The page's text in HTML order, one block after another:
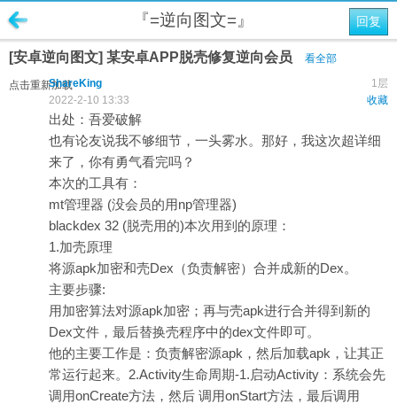
回复
『=逆向图文=』
[安卓逆向图文] 某安卓APP脱壳修复逆向会员 看全部
点击重新加载 1层
ShareKing
收藏
2022-2-10 13:33
出处：吾爱破解
也有论友说我不够细节，一头雾水。那好，我这次超详细
来了，你有勇气看完吗？
本次的工具有：
mt管理器 (没会员的用np管理器)
blackdex 32 (脱壳用的)本次用到的原理：
1.加壳原理
将源apk加密和壳Dex（负责解密）合并成新的Dex。
主要步骤:
用加密算法对源apk加密；再与壳apk进行合并得到新的
Dex文件，最后替换壳程序中的dex文件即可。
他的主要工作是：负责解密源apk，然后加载apk，让其正
常运行起来。2.Activity生命周期-1.启动Activity：系统会先
调用onCreate方法，然后 调用onStart方法，最后调用